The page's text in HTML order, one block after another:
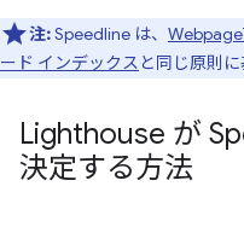
注:Speedline は、
ード インデックス と同じ原則に
Lighthouse が
決定する方法